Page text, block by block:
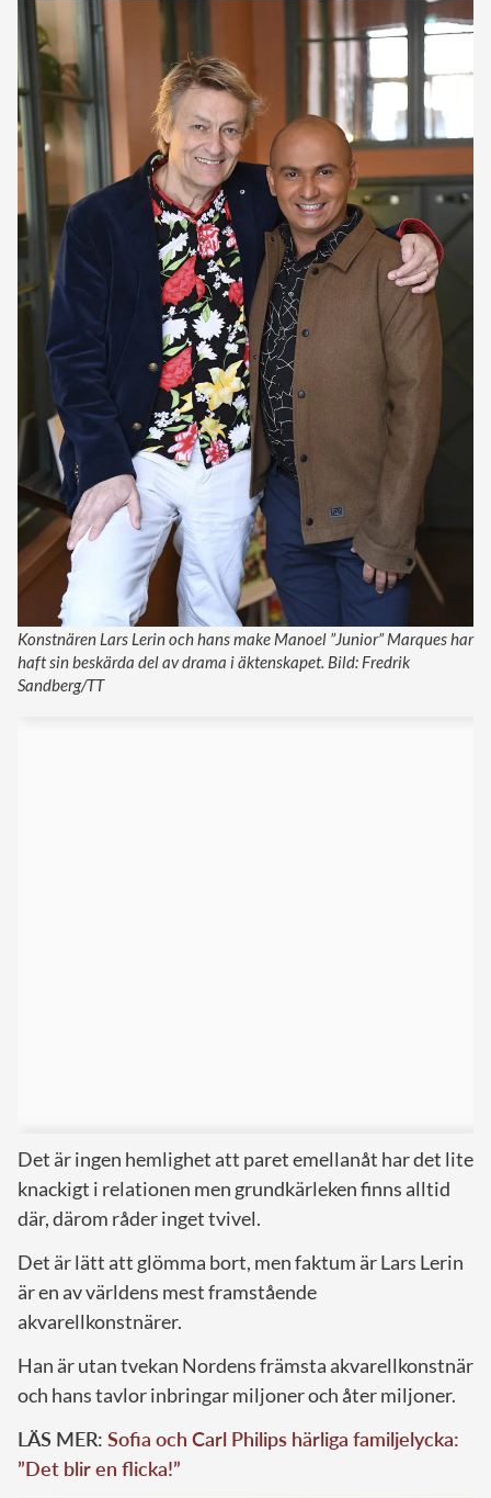
Konstnären Lars Lerin och hans make Manoel ”Junior” Marques har
haft sin beskärda del av drama i äktenskapet. Bild: Fredrik
Sandberg/TT
Det är ingen hemlighet att paret emellanåt har det lite
knackigt i relationen men grundkärleken finns alltid
där, därom råder inget tvivel.
Det är lätt att glömma bort, men faktum är Lars Lerin
är en av världens mest framstående
akvarellkonstnärer.
Han är utan tvekan Nordens främsta akvarellkonstnär
och hans tavlor inbringar miljoner och åter miljoner.
LÄS MER: Sofia och Carl Philips härliga familjelycka:
”Det blir en flicka!”